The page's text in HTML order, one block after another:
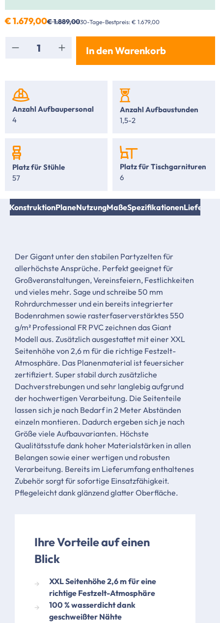
€ 1.679,00€ 1.889,0030-Tage-Bestpreis: € 1.679,00
Produkt Anzahl: Gib den gewünschten
In den Warenkorb
Anzahl Aufbaupersonal
4
Anzahl Aufbaustunden
1,5-2
Platz für Stühle
57
Platz für Tischgarnituren
6
KonstruktionPlaneNutzungMaßeSpezifikationen
Der Gigant unter den stabilen Partyzelten für
allerhöchste Ansprüche. Perfekt geeignet für
Großveranstaltungen, Vereinsfeiern, Festlichkeiten
und vieles mehr. Sage und schreibe 50 mm
Rohrdurchmesser und ein bereits integrierter
Bodenrahmen sowie rasterfaserverstärktes 550
g/m² Professional FR PVC zeichnen das Giant
Modell aus. Zusätzlich ausgestattet mit einer XXL
Seitenhöhe von 2,6 m für die richtige Festzelt-
Atmosphäre. Das Planenmaterial ist feuersicher
zertifiziert. Super stabil durch zusätzliche
Dachverstrebungen und sehr langlebig aufgrund
der hochwertigen Verarbeitung. Die Seitenteile
lassen sich je nach Bedarf in 2 Meter Abständen
einzeln montieren. Dadurch ergeben sich je nach
Größe viele Aufbauvarianten. Höchste
Qualitätsstufe dank hoher Materialstärken in allen
Belangen sowie einer wertigen und robusten
Verarbeitung. Bereits im Lieferumfang enthaltenes
Zubehör sorgt für sofortige Einsatzfähigkeit.
Pflegeleicht dank glänzend glatter Oberfläche.
Ihre Vorteile auf einen
Blick
XXL Seitenhöhe 2,6 m für eine
richtige Festzelt-Atmosphäre
100 % wasserdicht dank
geschweißter Nähte